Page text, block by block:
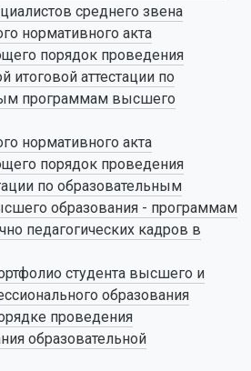
среднего звена
нормативного акта
порядок проведения
итоговой аттестации по
программам высшего
нормативного акта
порядок проведения
по образовательным
образования - программам
педагогических кадров в
студента высшего и
образования
проведения
образовательной